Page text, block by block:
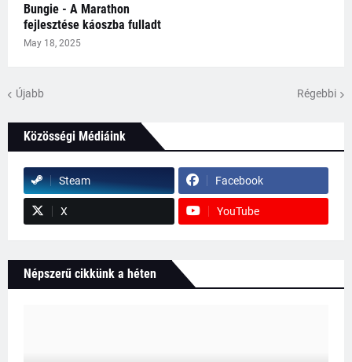
Bungie - A Marathon
fejlesztése káoszba fulladt
May 18, 2025
Újabb Régebbi
Közösségi Médiáink
Steam Facebook
X YouTube
Népszerű cikkünk a héten